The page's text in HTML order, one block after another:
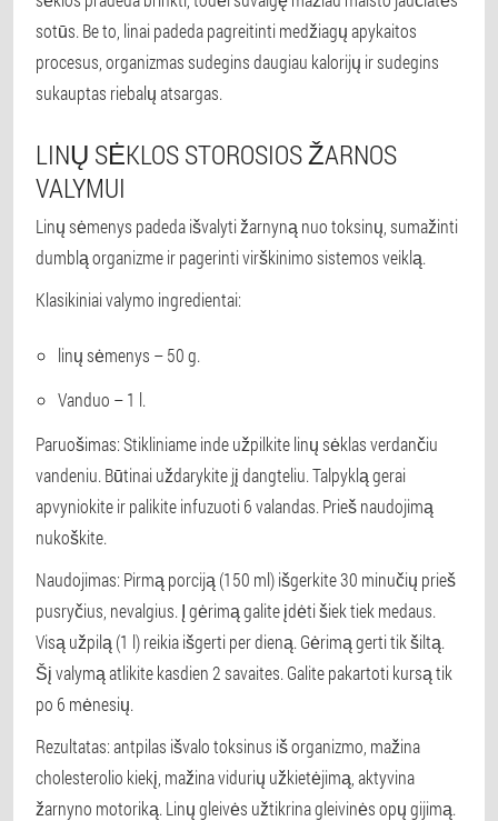
sotūs. Be to, linai padeda pagreitinti medžiagų apykaitos
procesus, organizmas sudegins daugiau kalorijų ir sudegins
sukauptas riebalų atsargas.
LINŲ SĖKLOS STOROSIOS ŽARNOS
VALYMUI
Linų sėmenys padeda išvalyti žarnyną nuo toksinų, sumažinti
dumblą organizme ir pagerinti virškinimo sistemos veiklą.
Klasikiniai valymo ingredientai:
linų sėmenys – 50 g.
Vanduo – 1 l.
Paruošimas: Stikliniame inde užpilkite linų sėklas verdančiu
vandeniu. Būtinai uždarykite jį dangteliu. Talpyklą gerai
apvyniokite ir palikite infuzuoti 6 valandas. Prieš naudojimą
nukoškite.
Naudojimas: Pirmą porciją (150 ml) išgerkite 30 minučių prieš
pusryčius, nevalgius. Į gėrimą galite įdėti šiek tiek medaus.
Visą užpilą (1 l) reikia išgerti per dieną. Gėrimą gerti tik šiltą.
Šį valymą atlikite kasdien 2 savaites. Galite pakartoti kursą tik
po 6 mėnesių.
Rezultatas: antpilas išvalo toksinus iš organizmo, mažina
cholesterolio kiekį, mažina vidurių užkietėjimą, aktyvina
žarnyno motoriką. Linų gleivės užtikrina gleivinės opų gijimą.